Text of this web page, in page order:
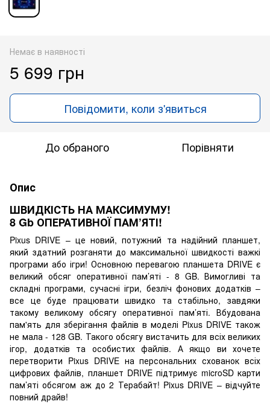
Немає в наявності
5 699 грн
Повідомити, коли з'явиться
До обраного Порівняти
Опис
ШВИДКІСТЬ НА МАКСИМУМУ!
8 Gb ОПЕРАТИВНОЇ ПАМ’ЯТІ!
Pixus DRIVE – це новий, потужний та надійний планшет,
який здатний розганяти до максимальної швидкості важкі
програми або ігри! Основною перевагою планшета DRIVE є
великий обсяг оперативної пам’яті - 8 GB. Вимогливі та
складні програми, сучасні ігри, безліч фонових додатків –
все це буде працювати швидко та стабільно, завдяки
такому великому обсягу оперативної пам’яті. Вбудована
пам'ять для зберігання файлів в моделі Pixus DRIVE також
не мала - 128 GB. Такого обсягу вистачить для всіх великих
ігор, додатків та особистих файлів. А якщо ви хочете
перетворити Pixus DRIVE на персональних схованок всіх
цифрових файлів, планшет DRIVE підтримує microSD карти
пам’яті обсягом аж до 2 Терабайт! Pixus DRIVE – відчуйте
повний драйв!